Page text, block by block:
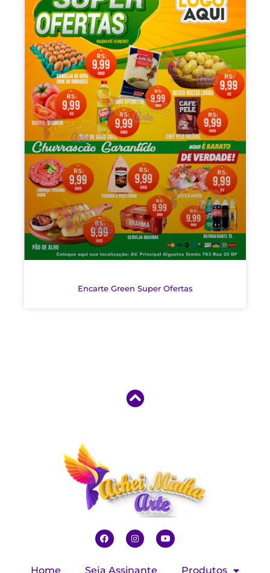
Encarte Green Super Ofertas
Home Seja Assinante Produtos